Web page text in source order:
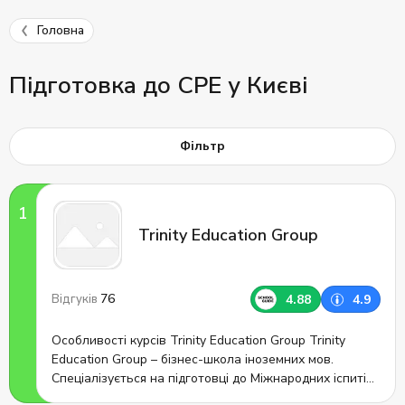
Головна
Підготовка до CPE у Києві
Фільтр
Trinity Education Group
4.88 4.9
Відгуків 76
Особливості курсів Trinity Education Group Trinity
Education Group – бізнес-школа іноземних мов.
Спеціалізується на підготовці до Міжнародних іспитів.